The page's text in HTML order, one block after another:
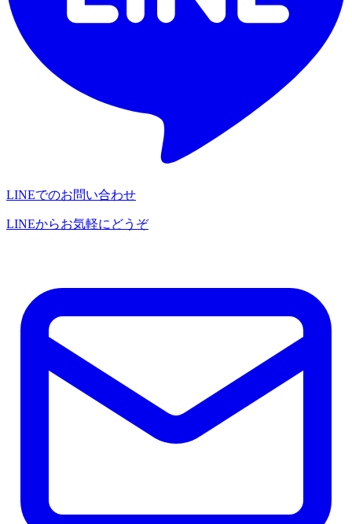
LINEでのお問い合わせ
LINEからお気軽にどうぞ